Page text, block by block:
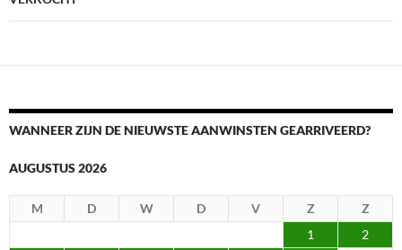
WANNEER ZIJN DE NIEUWSTE AANWINSTEN GEARRIVEERD?
AUGUSTUS 2026
M D W D V Z
Z
1
2